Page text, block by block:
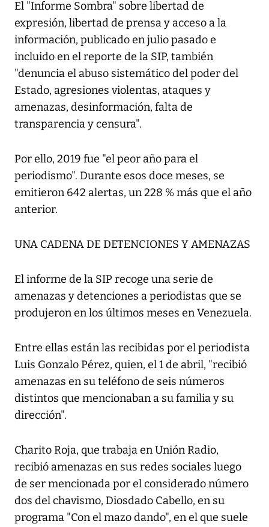
El "Informe Sombra" sobre libertad de
expresión, libertad de prensa y acceso a la
información, publicado en julio pasado e
incluido en el reporte de la SIP, también
"denuncia el abuso sistemático del poder del
Estado, agresiones violentas, ataques y
amenazas, desinformación, falta de
transparencia y censura".
Por ello, 2019 fue "el peor año para el
periodismo". Durante esos doce meses, se
emitieron 642 alertas, un 228 % más que el año
anterior.
UNA CADENA DE DETENCIONES Y AMENAZAS
El informe de la SIP recoge una serie de
amenazas y detenciones a periodistas que se
produjeron en los últimos meses en Venezuela.
Entre ellas están las recibidas por el periodista
Luis Gonzalo Pérez, quien, el 1 de abril, "recibió
amenazas en su teléfono de seis números
distintos que mencionaban a su familia y su
dirección".
Charito Roja, que trabaja en Unión Radio,
recibió amenazas en sus redes sociales luego
de ser mencionada por el considerado número
dos del chavismo, Diosdado Cabello, en su
programa "Con el mazo dando", en el que suele